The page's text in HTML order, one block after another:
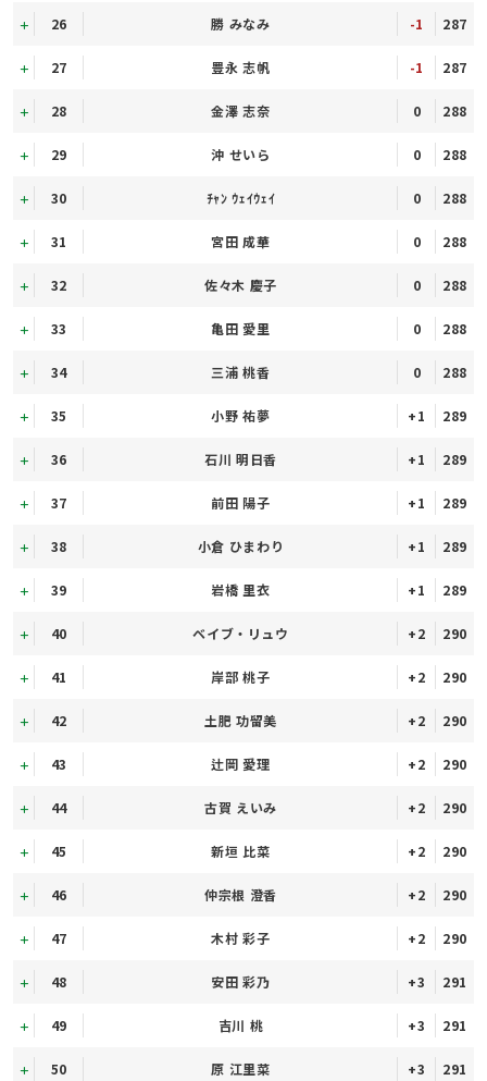
26 勝 みなみ -1 287
27 豊永 志帆 -1 287
28 金澤 志奈 0 288
29 沖 せいら 0 288
30 ﾁｬﾝ ｳｪｲｳｪｲ 0 288
31 宮田 成華 0 288
32 佐々木 慶子 0 288
33 亀田 愛里 0 288
34 三浦 桃香 0 288
35 小野 祐夢 +1 289
36 石川 明日香 +1 289
37 前田 陽子 +1 289
38 小倉 ひまわり +1 289
39 岩橋 里衣 +1 289
40 ベイブ・リュウ +2 290
41 岸部 桃子 +2 290
42 土肥 功留美 +2 290
43 辻岡 愛理 +2 290
44 古賀 えいみ +2 290
45 新垣 比菜 +2 290
46 仲宗根 澄香 +2 290
47 木村 彩子 +2 290
48 安田 彩乃 +3 291
49 吉川 桃 +3 291
50 原 江里菜 +3 291